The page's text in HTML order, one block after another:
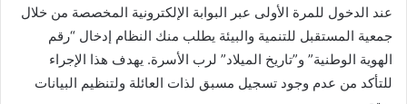
عند الدخول للمرة الأولى عبر البوابة الإلكترونية المخصصة من خلال
جمعية المستقبل للتنمية والبيئة يطلب منك النظام إدخال “رقم
الهوية الوطنية” و”تاريخ الميلاد” لرب الأسرة. يهدف هذا الإجراء
للتأكد من عدم وجود تسجيل مسبق لذات العائلة ولتنظيم البيانات